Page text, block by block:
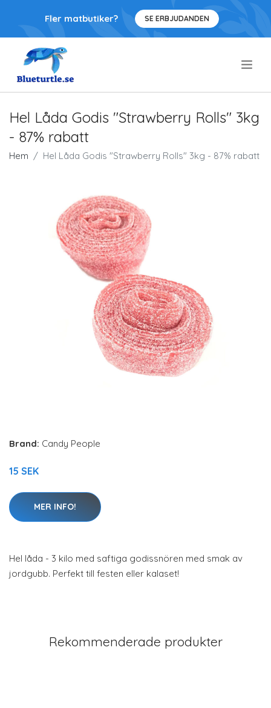
Fler matbutiker? SE ERBJUDANDEN
Hel Låda Godis "Strawberry Rolls" 3kg
- 87% rabatt
Hem Hel Låda Godis "Strawberry Rolls" 3kg - 87% rabatt
Brand: Candy People
15 SEK
MER INFO!
Hel låda - 3 kilo med saftiga godissnören med smak av
jordgubb. Perfekt till festen eller kalaset!
Rekommenderade produkter